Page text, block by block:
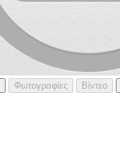
Φωτογραφίες Βίντεο